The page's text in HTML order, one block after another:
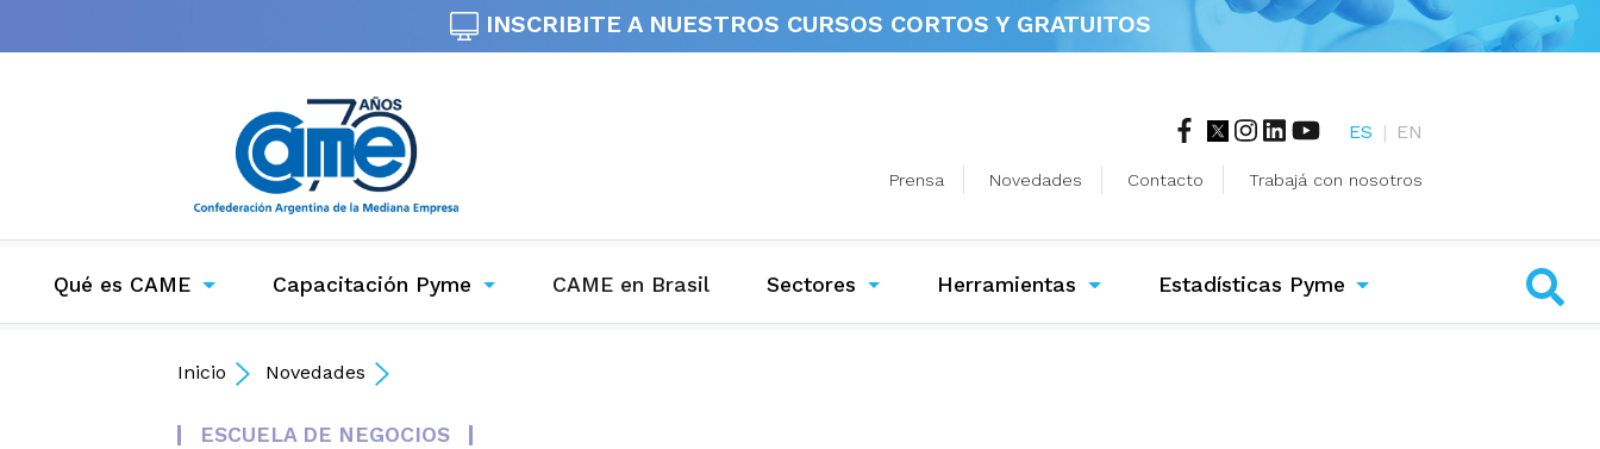
INSCRIBITE A NUESTROS CURSOS CORTOS Y GRATUITOS
ES | EN
Prensa Novedades Contacto Trabajá con nosotros
Qué es CAME Capacitación Pyme CAME en Brasil(current)Sectores Herramientas Estadísticas Pyme
Inicio Novedades
ESCUELA DE NEGOCIOS